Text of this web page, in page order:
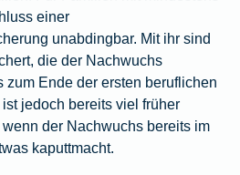
einer
unabdingbar. Mit ihr sind
die der Nachwuchs
zum Ende der ersten beruflichen
jedoch bereits viel früher
der Nachwuchs bereits im
kaputtmacht.